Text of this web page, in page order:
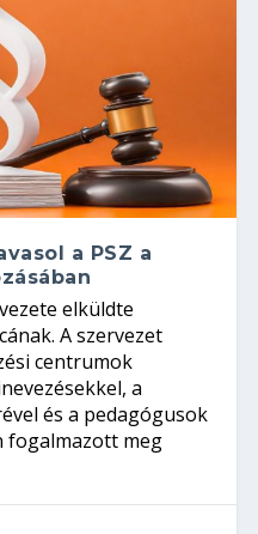
a PSZ a
elküldte
A szervezet
centrumok
a
és a pedagógusok
fogalmazott meg